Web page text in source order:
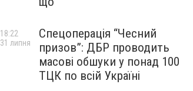
Спецоперація “Чесний
призов”: ДБР проводить
масові обшуки у понад 100
ТЦК по всій Україні
18:22
31 липня